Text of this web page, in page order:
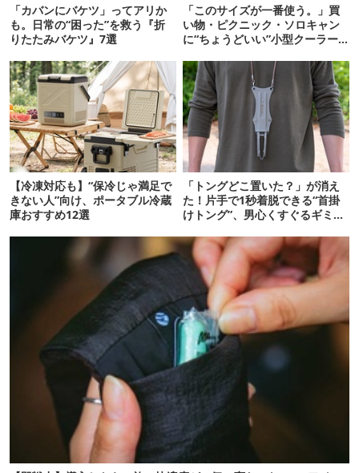
「カバンにバケツ」ってアリか
も。日常の“困った”を救う『折
りたたみバケツ』7選
「このサイズが一番使う。」買
い物・ピクニック・ソロキャン
に“ちょうどいい”小型クーラー
【冷凍対応も】“保冷じゃ満足で
きない人”向け、ポータブル冷蔵
庫おすすめ12選
「トングどこ置いた？」が消え
た！片手で1秒着脱できる“首掛
けトング”、男心くすぐるギミッ